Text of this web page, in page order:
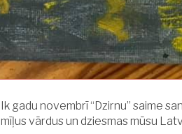
Ik gadu novembrī “Dzirnu” saime
mīļus vārdus un dziesmas mūsu